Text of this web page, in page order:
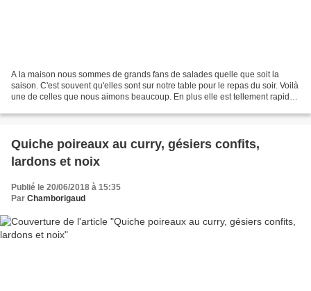
A la maison nous sommes de grands fans de salades quelle que soit la
saison. C'est souvent qu'elles sont sur notre table pour le repas du soir. Voilà
une de celles que nous aimons beaucoup. En plus elle est tellement rapide
Quiche poireaux au curry, gésiers confits,
lardons et noix
Publié le 20/06/2018 à 15:35
Par Chamborigaud